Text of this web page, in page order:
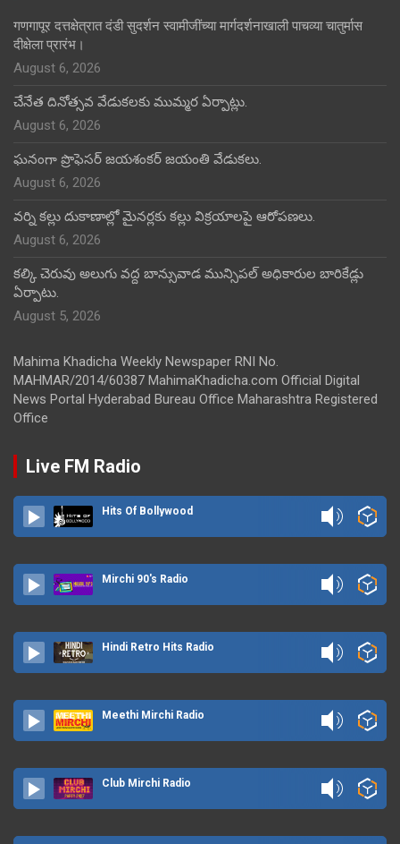
गणगापूर दत्तक्षेत्रात दंडी सुदर्शन स्वामीजींच्या मार्गदर्शनाखाली पाचव्या चातुर्मास
दीक्षेला प्रारंभ।
August 6, 2026
చేనేత దినోత్సవ వేడుకలకు ముమ్మర ఏర్పాట్లు.
August 6, 2026
ఘనంగా ప్రొఫెసర్ జయశంకర్ జయంతి వేడుకలు.
August 6, 2026
వర్ని కల్లు దుకాణాల్లో మైనర్లకు కల్లు విక్రయాలపై ఆరోపణలు.
August 6, 2026
కల్కి చెరువు అలుగు వద్ద బాన్సువాడ మున్సిపల్ అధికారుల బారికేడ్లు
ఏర్పాటు.
August 5, 2026
Mahima Khadicha Weekly Newspaper RNI No.
MAHMAR/2014/60387 MahimaKhadicha.com Official Digital
News Portal Hyderabad Bureau Office Maharashtra Registered
Office
Live FM Radio
Hits Of Bollywood
Mirchi 90's Radio
Hindi Retro Hits Radio
Meethi Mirchi Radio
Club Mirchi Radio